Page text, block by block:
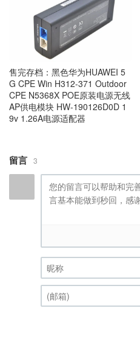
售完存档：黑色华为HUAWEI 5
G CPE Win H312-371 Outdoor
CPE N5368X POE原装电源无线
AP供电模块 HW-190126D0D 1
9v 1.26A电源适配器
留言 3
昵称 (必填)